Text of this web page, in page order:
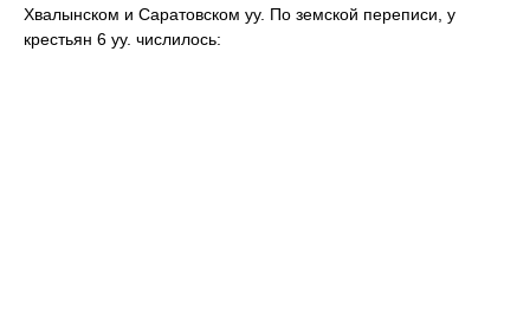
Хвалынском и Саратовском уу. По земской переписи, у
крестьян 6 уу. числилось: